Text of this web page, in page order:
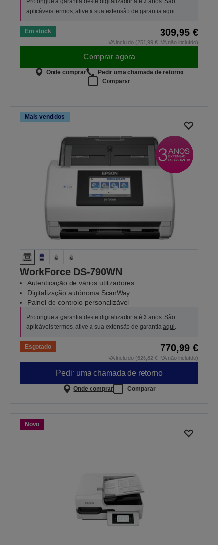
Prolongue a garantia deste digitalizador até 3 anos. São
aplicáveis termos, ative a sua extensão de garantia aqui.
Em stock 309,95 €
IVA incluído (251,99 € IVA não incluído)
Comprar agora
Onde comprar
Pedir uma chamada de retorno
Comparar
Mais vendidos
WorkForce DS-790WN
Autenticação de vários utilizadores
Digitalização autónoma ScanWay
Painel de controlo personalizável
Prolongue a garantia deste digitalizador até 3 anos. São
aplicáveis termos, ative a sua extensão de garantia aqui.
Esgotado 770,99 €
IVA incluído (626,82 € IVA não incluído)
Pedir uma chamada de retorno
Onde comprar Comparar
Novo